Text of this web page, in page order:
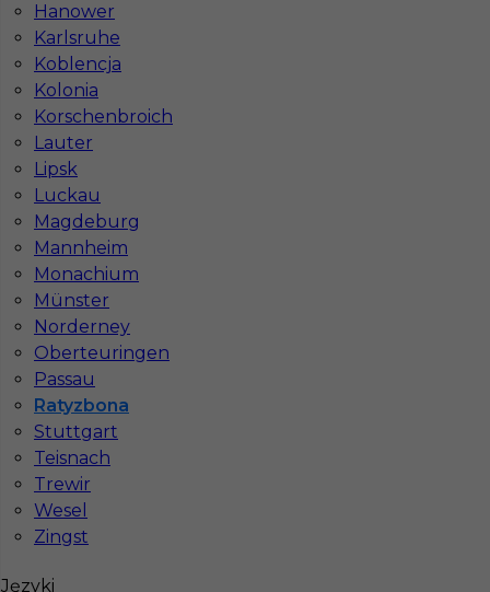
Hanower
Karlsruhe
Koblencja
Kolonia
Korschenbroich
Lauter
Lipsk
Luckau
Magdeburg
Mannheim
Monachium
Münster
Norderney
Oberteuringen
Passau
Ratyzbona
Stuttgart
Teisnach
Trewir
Wesel
Zingst
Języki
Kategoria Prace budowlane
Lokalizacja Niemcy
Wymagane języki
komunikatywny , Angielski komunikatywny
Stawka
Praca w Niemczech dla brukarza - Ratyzbona
Kategoria
Lokalizacja
komunikatywny